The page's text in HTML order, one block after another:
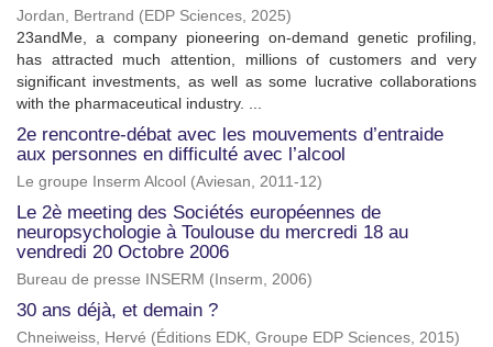
Jordan, Bertrand (EDP Sciences, 2025)
23andMe, a company pioneering on-demand genetic profiling,
has attracted much attention, millions of customers and very
significant investments, as well as some lucrative collaborations
with the pharmaceutical industry. ...
2e rencontre-débat avec les mouvements d’entraide
aux personnes en difficulté avec l’alcool
Le groupe Inserm Alcool (Aviesan, 2011-12)
Le 2è meeting des Sociétés européennes de
neuropsychologie à Toulouse du mercredi 18 au
vendredi 20 Octobre 2006
Bureau de presse INSERM ( Inserm, 2006)
30 ans déjà, et demain ?
Chneiweiss, Hervé (Éditions EDK, Groupe EDP Sciences, 2015)